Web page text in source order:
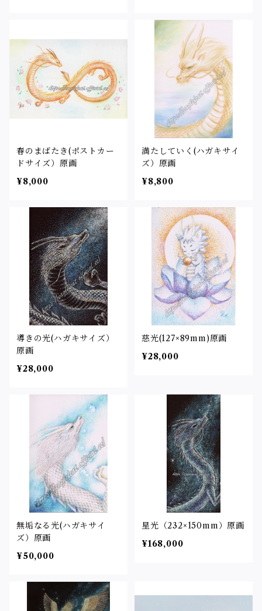
春のまばたき(ポストカー
ドサイズ）原画
¥8,000
満たしていく(ハガキサイ
ズ）原画
¥8,800
導きの光(ハガキサイズ）
原画
¥28,000
慈光(127×89mm)原画
¥28,000
無垢なる光(ハガキサイ
ズ）原画
¥50,000
星光（232×150mm）原画
¥168,000